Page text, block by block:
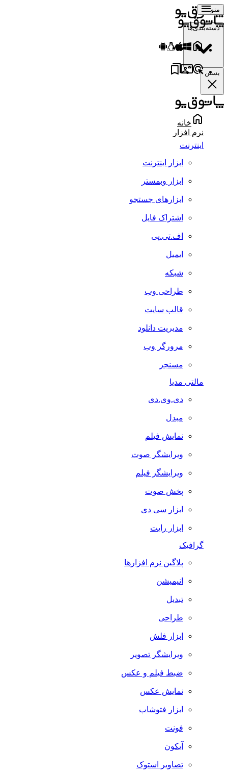
منو
دسته‌بندی‌ها
بستن
خانه
نرم افزار
اینترنت
ابزار اینترنت
ابزار وبمستر
ابزارهای جستجو
اشتراک فایل
اف.تی.پی
ایمیل
شبکه
طراحی وب
قالب سایت
مدیریت دانلود
مرورگر وب
مسنجر
مالتی مدیا
دی.وی.دی
مبدل
نمایش فیلم
ویرایشگر صوت
ویرایشگر فیلم
پخش صوت
ابزار سی دی
ابزار رایت
گرافیک
پلاگین نرم افزارها
انیمیشن
تبدیل
طراحی
ابزار فلش
ویرایشگر تصویر
ضبط فيلم و عكس
نمایش عکس
ابزار فتوشاپ
فونت
آیکون
تصاویر استوک